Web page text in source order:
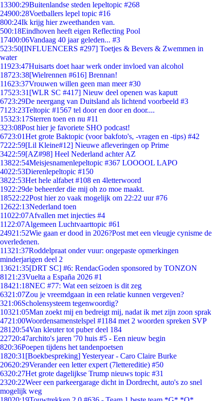
13300:29Buitenlandse steden lepeltopic #268
24900:28Voetballers lepel topic #16
800:24Ik krijg hier zweethanden van.
500:18Eindhoven heeft eigen Reflecting Pool
17400:06Vandaag 40 jaar geleden... #3
523:50[INFLUENCERS #297] Toetjes & Bevers & Zwemmen in
water
11923:47Huisarts doet haar werk onder invloed van alcohol
18723:38[Wielrennen #616] Brennan!
11623:37Vrouwen willen geen man meer #30
17523:31 [WLR SC #417] Nieuw deel openen was kaputt
6723:29De neergang van Duitsland als lichtend voorbeeld #3
71 23:23Teltopic #1567 tel door en door en door....
15323:17Sterren toen en nu #11
323:08Post hier je favoriete SHO podcast!
6723:01Het grote Baktopic (voor bakfoto's, -vragen en -tips) #42
7222:59[Lil Kleine#12] Nieuwe afleveringen op Prime
3422:59[AZ#98] Heel Nederland achter AZ
13822:54Meisjesnamenlepeltopic #367 LOOOOL LAPO
4022:53Dierenlepeltopic #150
3822:53Het hele alfabet #108 en 4letterwoord
1922:29de beheerder die mij oh zo moe maakt.
18522:22Post hier zo vaak mogelijk om 22:22 uur #76
12622:13Nederland toen
11022:07Afvallen met injecties #4
11 22:07Algemeen Luchtvaarttopic #61
24921:52Wie gaan er dood in 2026?Post met een vleugje cynisme de
overledenen.
11321:37Roddelpraat onder vuur: ongepaste opmerkingen
minderjarigen deel 2
13621:35[DRT SC] #6: RendacGoden sponsored by TONZON
81 21:23Vuelta a España 2026 #1
18421:18NEC #77: Wat een seizoen is dit zeg
6321:07Zou je vreemdgaan in een relatie kunnen vergeven?
321:06Scholensysteem tegenwoordig?
10321:05Man zoekt mij en bedreigt mij, nadat ik met zijn zoon sprak
4721:00Woordensamenstelspel #1184 met 2 woorden spreken SVP
281 20:54Van kleuter tot puber deel 184
22720:47archito's jaren '70 huis #5 - Een nieuw begin
820:36Poepen tijdens het tandenpoetsen
1820:31 [Boekbespreking] Yesteryear - Caro Claire Burke
20620:29Verander een letter expert (7lettereditie) #50
6320:27Het grote dagelijkse Trump nieuws topic #31
2320:22Weer een parkeergarage dicht in Dordrecht, auto's zo snel
mogelijk weg